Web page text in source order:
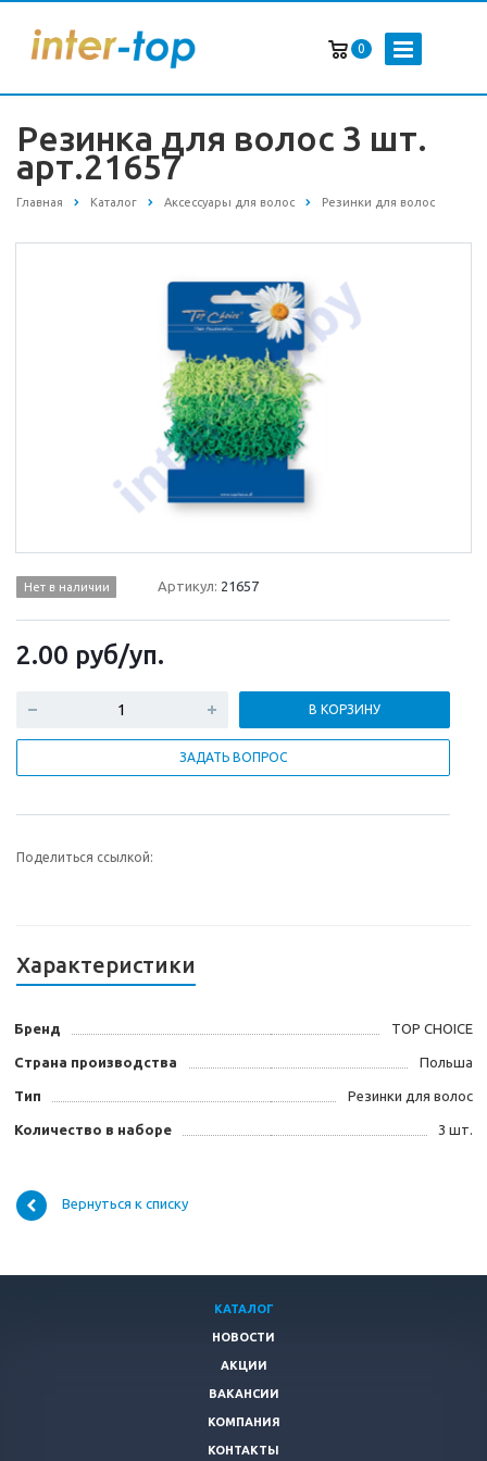
0
Резинка для волос 3 шт.
арт.21657
Главная Каталог Аксессуары для волос Резинки для волос
Нет в наличии Артикул: 21657
2.00 руб/уп.
В КОРЗИНУ
ЗАДАТЬ ВОПРОС
Поделиться ссылкой:
Характеристики
Бренд TOP CHOICE
Страна производства Польша
Тип Резинки для волос
Количество в наборе 3 шт.
Вернуться к списку
КАТАЛОГ
НОВОСТИ
АКЦИИ
ВАКАНСИИ
КОМПАНИЯ
КОНТАКТЫ